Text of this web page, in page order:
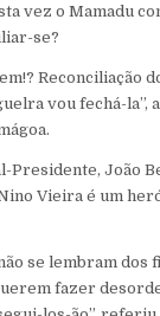
vez o Mamadu
se?
Reconciliação
vou fechá-
Presidente, João
Vieira é um
se lembram dos
fazer